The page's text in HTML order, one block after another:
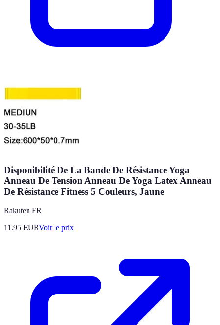
Disponibilité De La Bande De Résistance Yoga
Anneau De Tension Anneau De Yoga Latex Anneau
De Résistance Fitness 5 Couleurs, Jaune
Rakuten FR
11.95 EURVoir le prix